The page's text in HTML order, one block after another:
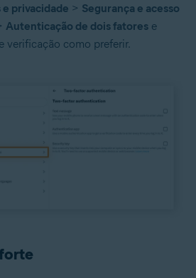
privacidade > Segurança e acesso
Autenticação de dois fatores e
verificação como preferir.